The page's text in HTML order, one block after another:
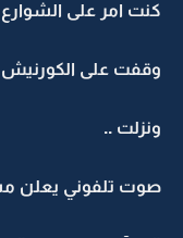
كنت امر على الشوارع
وقفت على الكورنيش
ونزلت ..
صوت تلفوني يعلن